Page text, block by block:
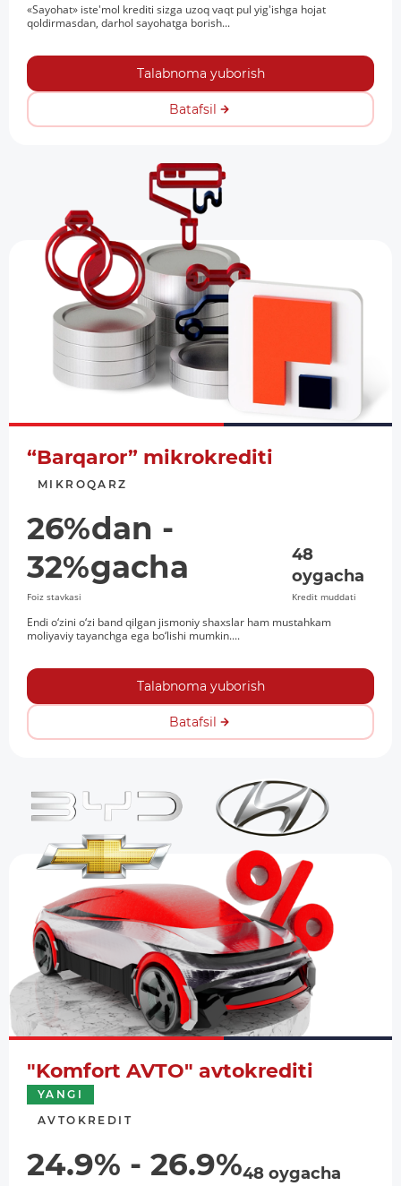
«Sayohat» iste'mol krediti sizga uzoq vaqt pul yig'ishga hojat
qoldirmasdan, darhol sayohatga borish...
Talabnoma yuborish
Batafsil
“Barqaror” mikrokrediti
MIKROQARZ
26%dan -
32%gacha
Foiz stavkasi
48
oygacha
Kredit muddati
Endi o‘zini o‘zi band qilgan jismoniy shaxslar ham mustahkam
moliyaviy tayanchga ega bo‘lishi mumkin....
Talabnoma yuborish
Batafsil
"Komfort AVTO" avtokrediti
YANGI
AVTOKREDIT
24.9% - 26.9%48 oygacha